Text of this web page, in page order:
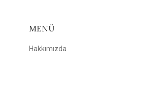
MENÜ
Hakkımızda